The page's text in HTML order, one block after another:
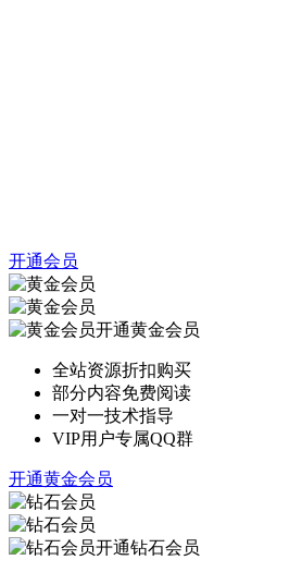
开通会员
开通黄金会员
全站资源折扣购买
部分内容免费阅读
一对一技术指导
VIP用户专属QQ群
开通黄金会员
开通钻石会员